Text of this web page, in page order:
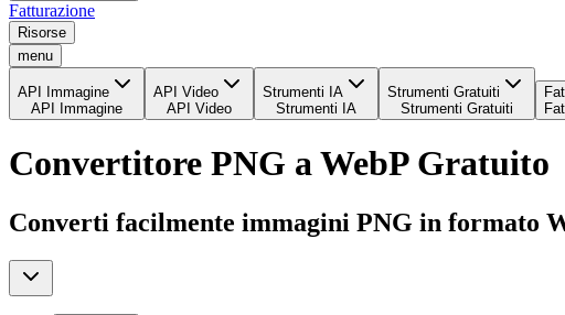
Fatturazione
Risorse
menu
API Immagine
API Immagine
API Video
API Video
Strumenti IA
Strumenti IA
Strumenti Gratuiti
Strumenti Gratuiti
Convertitore PNG a WebP Gratuito
Converti facilmente immagini PNG in formato